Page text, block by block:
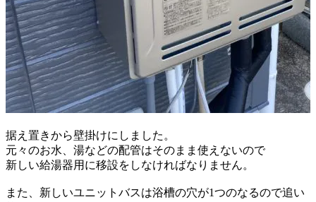
据え置きから壁掛けにしました。
元々のお水、湯などの配管はそのまま使えないので
新しい給湯器用に移設をしなければなりません。
また、新しいユニットバスは浴槽の穴が1つのなるので追い